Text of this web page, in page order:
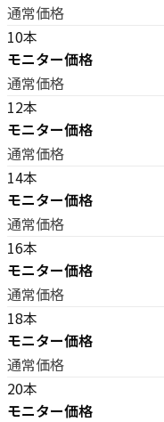
通常価格
10本
モニター価格
通常価格
12本
モニター価格
通常価格
14本
モニター価格
通常価格
16本
モニター価格
通常価格
18本
モニター価格
通常価格
20本
モニター価格